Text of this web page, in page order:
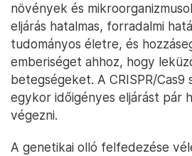
növények és
eljárás hatalmas, forradalmi
tudományos életre, és
emberiséget ahhoz, hogy
betegségeket. A CRISPR/Cas9
egykor időigényes eljárást pár
végezni.
A genetikai olló felfedezése